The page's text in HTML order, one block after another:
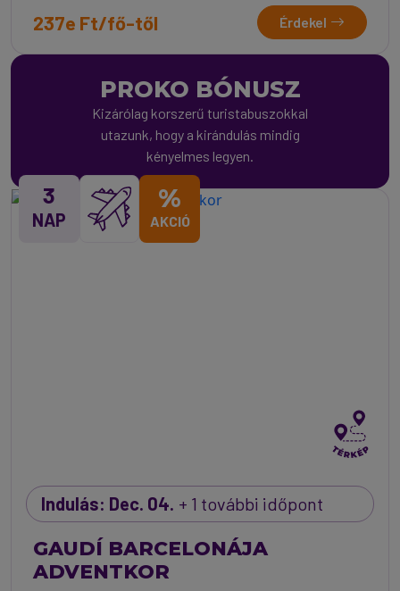
237e Ft/fő-től Érdekel
PROKO BÓNUSZ
Kizárólag korszerű turistabuszokkal
utazunk, hogy a kirándulás mindig
kényelmes legyen.
3
NAP
%
AKCIÓ
Indulás: Dec. 04. + 1 további időpont
GAUDÍ BARCELONÁJA
ADVENTKOR